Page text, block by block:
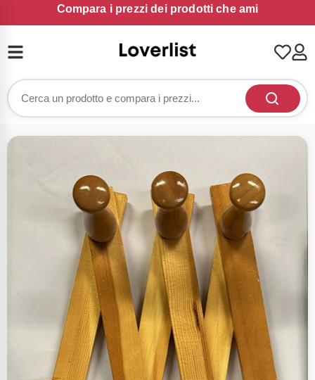
Compara i prezzi dei prodotti che ami